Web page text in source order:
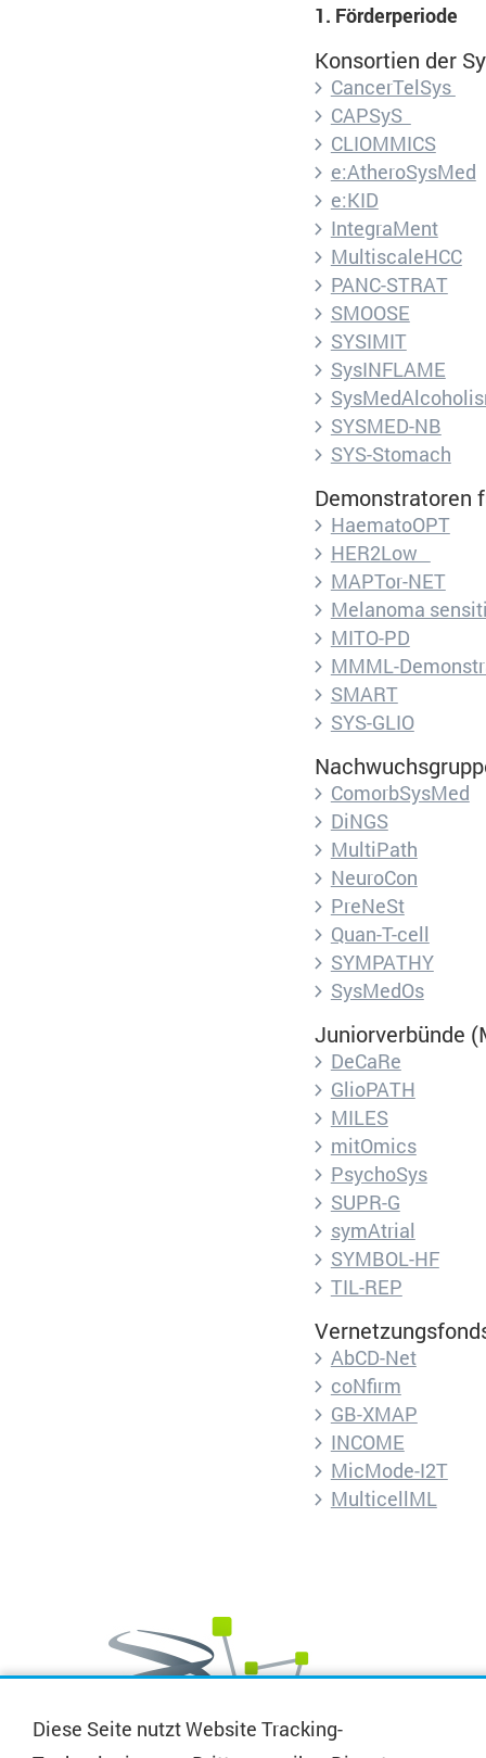
1. Förderperiode
Konsortien der
CancerTelSys
CAPSyS
CLIOMMICS
e:AtheroSysMed
e:KID
IntegraMent
MultiscaleHCC
PANC-STRAT
SMOOSE
SYSIMIT
SysINFLAME
SYSMED-NB
SYS-Stomach
Demonstratoren
HaematoOPT
HER2Low
MAPTor-NET
Melanoma
MITO-PD
MMML-
SMART
SYS-GLIO
ComorbSysMed
DiNGS
MultiPath
NeuroCon
PreNeSt
Quan-T-cell
SYMPATHY
SysMedOs
Juniorverbünde
DeCaRe
GlioPATH
MILES
mitOmics
PsychoSys
SUPR-G
symAtrial
SYMBOL-HF
TIL-REP
AbCD-Net
coNfirm
GB-XMAP
INCOME
MicMode-I2T
MulticellML
Diese Seite nutzt Website Tracking-
Deutsches
Cookie Name:
Dauer:
Beschreibung:
Marketing und Statistik
Marketing und Statistik Cookies
an eventuelle Drittanbieter weitergeleitet.
Piwik
ePrivacy Holding
unterscheiden. Es
Cookie Name:
Dauer:
Beschreibung:
Cookie Name:
Dauer:
Dauer:
Speichern
Datenschutz